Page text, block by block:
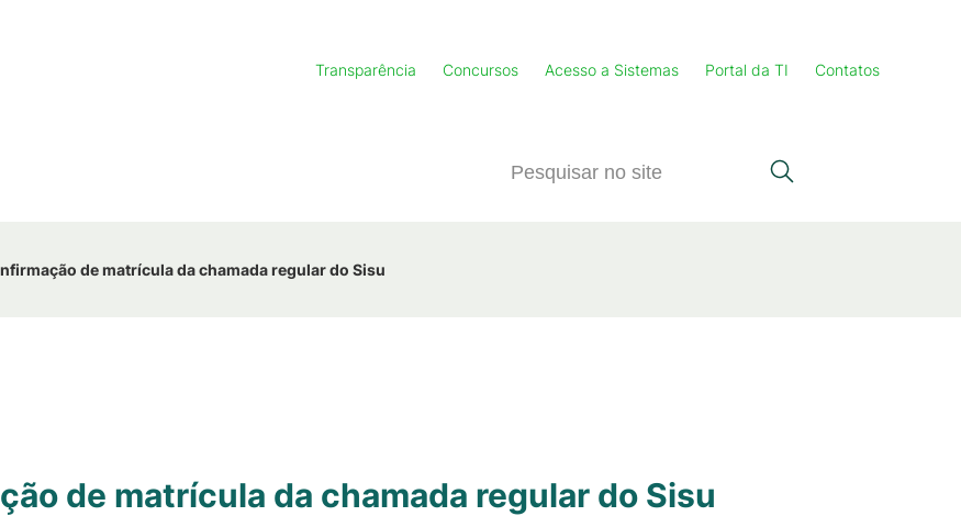
Transparência Concursos Acesso a Sistemas Portal da TI Contatos
de matrícula da chamada regular do Sisu
de matrícula da chamada regular do Sisu